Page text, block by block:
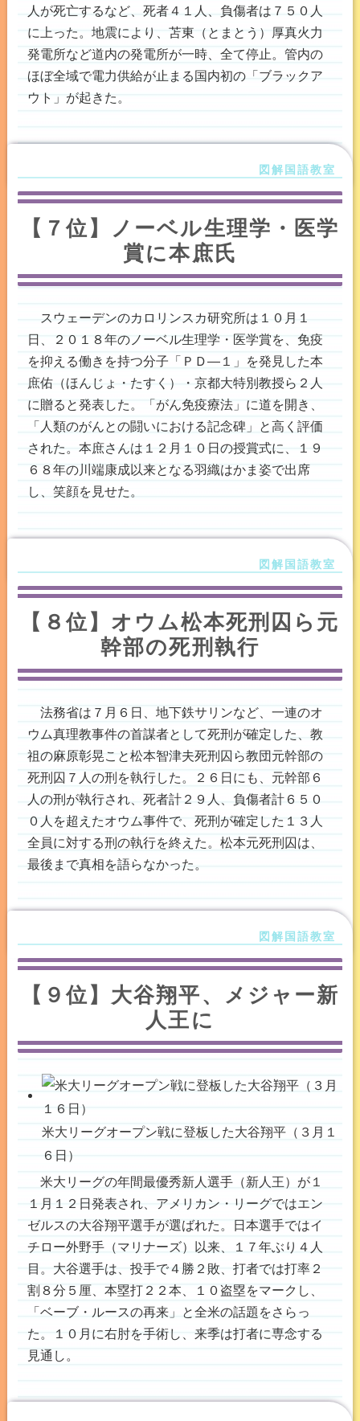
人が死亡するなど、死者４１人、負傷者は７５０人
に上った。地震により、苫東（とまとう）厚真火力
発電所など道内の発電所が一時、全て停止。管内の
ほぼ全域で電力供給が止まる国内初の「ブラックア
ウト」が起きた。
【７位】ノーベル生理学・医学
賞に本庶氏
スウェーデンのカロリンスカ研究所は１０月１
日、２０１８年のノーベル生理学・医学賞を、免疫
を抑える働きを持つ分子「ＰＤ―１」を発見した本
庶佑（ほんじょ・たすく）・京都大特別教授ら２人
に贈ると発表した。「がん免疫療法」に道を開き、
「人類のがんとの闘いにおける記念碑」と高く評価
された。本庶さんは１２月１０日の授賞式に、１９
６８年の川端康成以来となる羽織はかま姿で出席
し、笑顔を見せた。
【８位】オウム松本死刑囚ら元
幹部の死刑執行
法務省は７月６日、地下鉄サリンなど、一連のオ
ウム真理教事件の首謀者として死刑が確定した、教
祖の麻原彰晃こと松本智津夫死刑囚ら教団元幹部の
死刑囚７人の刑を執行した。２６日にも、元幹部６
人の刑が執行され、死者計２９人、負傷者計６５０
０人を超えたオウム事件で、死刑が確定した１３人
全員に対する刑の執行を終えた。松本元死刑囚は、
最後まで真相を語らなかった。
【９位】大谷翔平、メジャー新
人王に
米大リーグオープン戦に登板した大谷翔平（３月１
６日）
米大リーグの年間最優秀新人選手（新人王）が１
１月１２日発表され、アメリカン・リーグではエン
ゼルスの大谷翔平選手が選ばれた。日本選手ではイ
チロー外野手（マリナーズ）以来、１７年ぶり４人
目。大谷選手は、投手で４勝２敗、打者では打率２
割８分５厘、本塁打２２本、１０盗塁をマークし、
「ベーブ・ルースの再来」と全米の話題をさらっ
た。１０月に右肘を手術し、来季は打者に専念する
見通し。